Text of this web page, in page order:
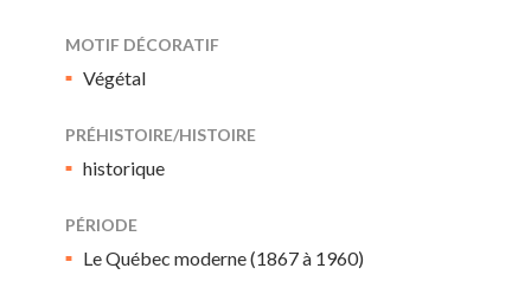
MOTIF DÉCORATIF
Végétal
PRÉHISTOIRE/HISTOIRE
historique
PÉRIODE
Le Québec moderne (1867 à 1960)